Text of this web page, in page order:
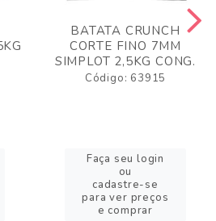
BATATA CRUNCH
CORTE FINO 7MM
SIMPLOT 2,5KG CONG.
Código: 63915
Faça seu login
ou
cadastre-se
para ver preços
e comprar